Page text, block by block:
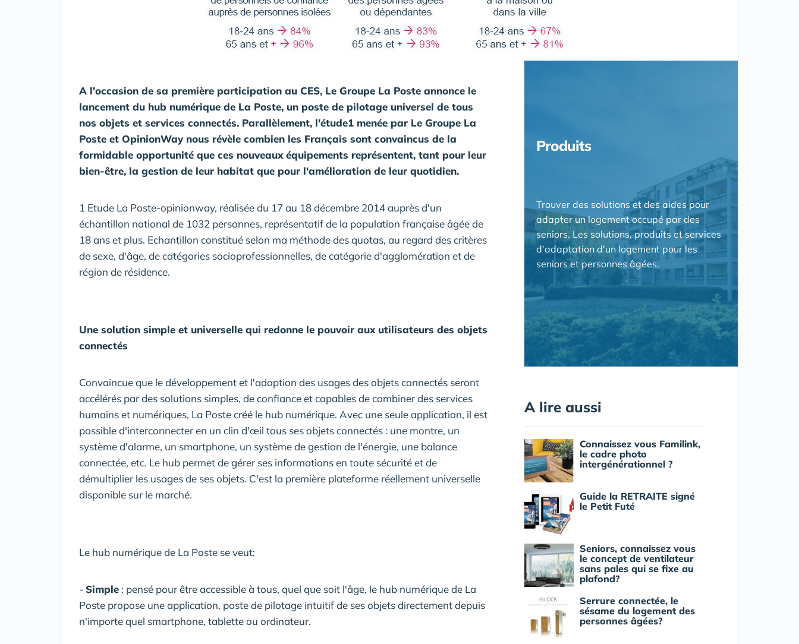
A l'occasion de sa première participation au CES, Le Groupe La Poste annonce le
lancement du hub numérique de La Poste, un poste de pilotage universel de tous
nos objets et services connectés. Parallèlement, l'étude1 menée par Le Groupe La
Poste et OpinionWay nous révèle combien les Français sont convaincus de la
formidable opportunité que ces nouveaux équipements représentent, tant pour leur
bien-être, la gestion de leur habitat que pour l'amélioration de leur quotidien.
1 Etude La Poste-opinionway, réalisée du 17 au 18 décembre 2014 auprès d'un
échantillon national de 1032 personnes, représentatif de la population française âgée de
18 ans et plus. Echantillon constitué selon ma méthode des quotas, au regard des critères
de sexe, d'âge, de catégories socioprofessionnelles, de catégorie d'agglomération et de
région de résidence.
Une solution simple et universelle qui redonne le pouvoir aux utilisateurs des objets
connectés
Convaincue que le développement et l'adoption des usages des objets connectés seront
accélérés par des solutions simples, de confiance et capables de combiner des services
humains et numériques, La Poste créé le hub numérique. Avec une seule application, il est
possible d'interconnecter en un clin d'œil tous ses objets connectés : une montre, un
système d'alarme, un smartphone, un système de gestion de l'énergie, une balance
connectée, etc. Le hub permet de gérer ses informations en toute sécurité et de
démultiplier les usages de ses objets. C'est la première plateforme réellement universelle
disponible sur le marché.
Le hub numérique de La Poste se veut:
- Simple : pensé pour être accessible à tous, quel que soit l'âge, le hub numérique de La
Poste propose une application, poste de pilotage intuitif de ses objets directement depuis
n'importe quel smartphone, tablette ou ordinateur.
Produits
Trouver des solutions et des aides pour
adapter un logement occupé par des
seniors. Les solutions, produits et services
d'adaptation d'un logement pour les
seniors et personnes âgées.
A lire aussi
Connaissez vous Familink,
le cadre photo
intergénérationnel ?
Guide la RETRAITE signé
le Petit Futé
Seniors, connaissez vous
le concept de ventilateur
sans pales qui se fixe au
plafond?
Serrure connectée, le
sésame du logement des
personnes âgées?